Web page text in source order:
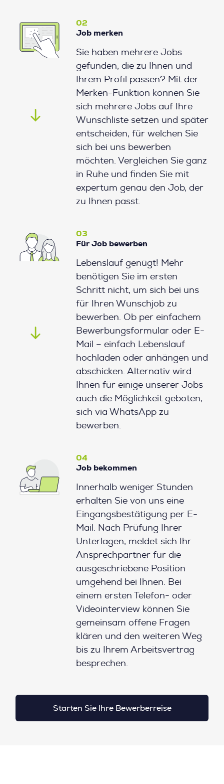
02
Job merken
Sie haben mehrere Jobs
gefunden, die zu Ihnen und
Ihrem Profil passen? Mit der
Merken-Funktion können Sie
sich mehrere Jobs auf Ihre
Wunschliste setzen und später
entscheiden, für welchen Sie
sich bei uns bewerben
möchten. Vergleichen Sie ganz
in Ruhe und finden Sie mit
expertum genau den Job, der
zu Ihnen passt.
03
Für Job bewerben
Lebenslauf genügt! Mehr
benötigen Sie im ersten
Schritt nicht, um sich bei uns
für Ihren Wunschjob zu
bewerben. Ob per einfachem
Bewerbungsformular oder E-
Mail – einfach Lebenslauf
hochladen oder anhängen und
abschicken. Alternativ wird
Ihnen für einige unserer Jobs
auch die Möglichkeit geboten,
sich via WhatsApp zu
bewerben.
04
Job bekommen
Innerhalb weniger Stunden
erhalten Sie von uns eine
Eingangsbestätigung per E-
Mail. Nach Prüfung Ihrer
Unterlagen, meldet sich Ihr
Ansprechpartner für die
ausgeschriebene Position
umgehend bei Ihnen. Bei
einem ersten Telefon- oder
Videointerview können Sie
gemeinsam offene Fragen
klären und den weiteren Weg
bis zu Ihrem Arbeitsvertrag
besprechen.
Starten Sie Ihre Bewerberreise